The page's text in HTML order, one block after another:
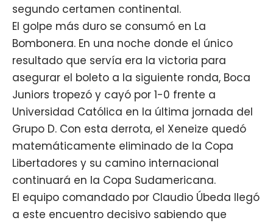
segundo certamen continental.
El golpe más duro se consumó en La
Bombonera. En una noche donde el único
resultado que servía era la victoria para
asegurar el boleto a la siguiente ronda, Boca
Juniors tropezó y cayó por 1-0 frente a
Universidad Católica en la última jornada del
Grupo D. Con esta derrota, el Xeneize quedó
matemáticamente eliminado de la Copa
Libertadores y su camino internacional
continuará en la Copa Sudamericana.
El equipo comandado por Claudio Úbeda llegó
a este encuentro decisivo sabiendo que